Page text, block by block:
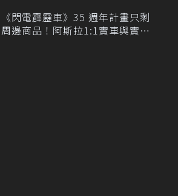
《閃電霹靂車》35 週年計畫只剩
周邊商品！阿斯拉1:1實車與實體